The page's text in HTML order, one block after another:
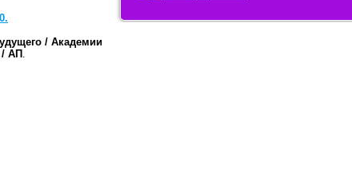
/ Академии
АП .